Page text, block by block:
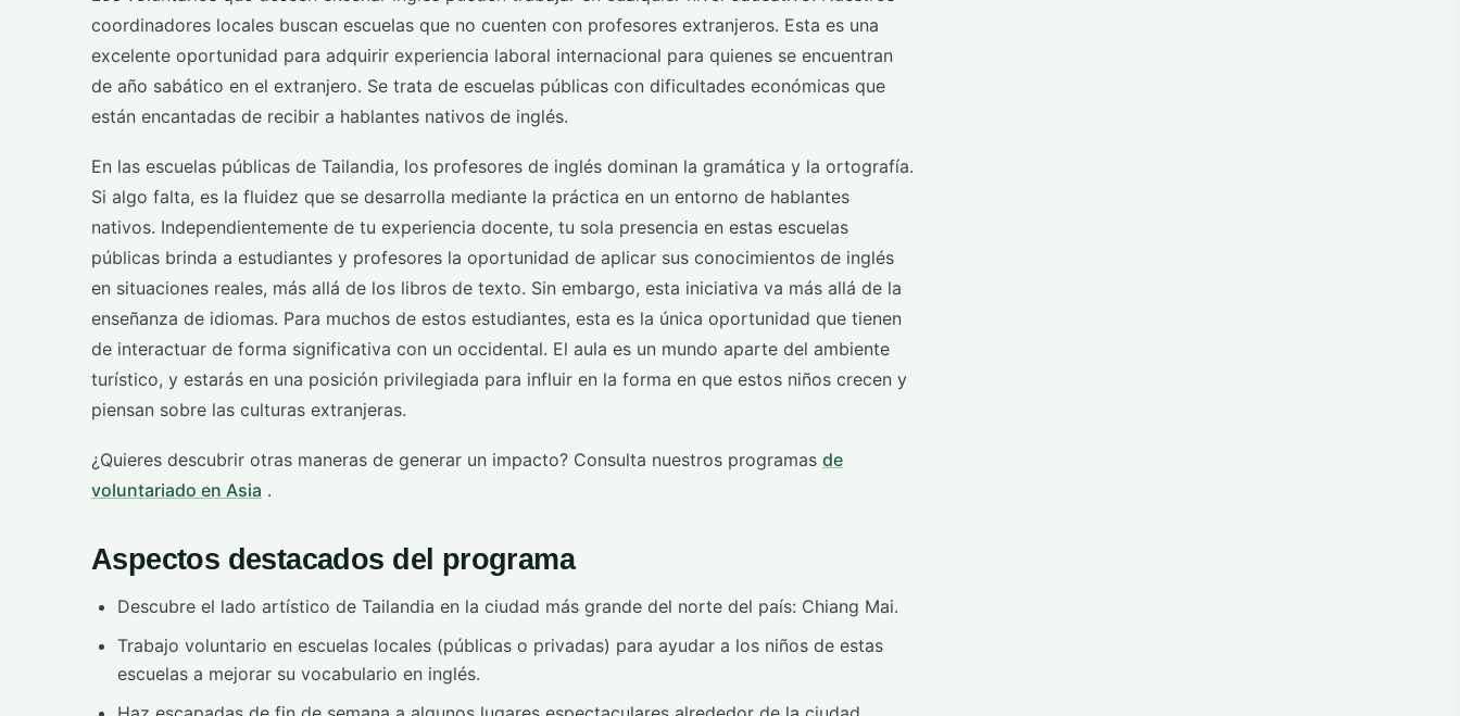
coordinadores locales buscan escuelas que no cuenten con profesores extranjeros. Esta es una
excelente oportunidad para adquirir experiencia laboral internacional para quienes se encuentran
de año sabático en el extranjero. Se trata de escuelas públicas con dificultades económicas que
están encantadas de recibir a hablantes nativos de inglés.
En las escuelas públicas de Tailandia, los profesores de inglés dominan la gramática y la ortografía.
Si algo falta, es la fluidez que se desarrolla mediante la práctica en un entorno de hablantes
nativos. Independientemente de tu experiencia docente, tu sola presencia en estas escuelas
públicas brinda a estudiantes y profesores la oportunidad de aplicar sus conocimientos de inglés
en situaciones reales, más allá de los libros de texto. Sin embargo, esta iniciativa va más allá de la
enseñanza de idiomas. Para muchos de estos estudiantes, esta es la única oportunidad que tienen
de interactuar de forma significativa con un occidental. El aula es un mundo aparte del ambiente
turístico, y estarás en una posición privilegiada para influir en la forma en que estos niños crecen y
piensan sobre las culturas extranjeras.
¿Quieres descubrir otras maneras de generar un impacto? Consulta nuestros programas de
voluntariado en Asia .
Aspectos destacados del programa
Descubre el lado artístico de Tailandia en la ciudad más grande del norte del país: Chiang Mai.
Trabajo voluntario en escuelas locales (públicas o privadas) para ayudar a los niños de estas
escuelas a mejorar su vocabulario en inglés.